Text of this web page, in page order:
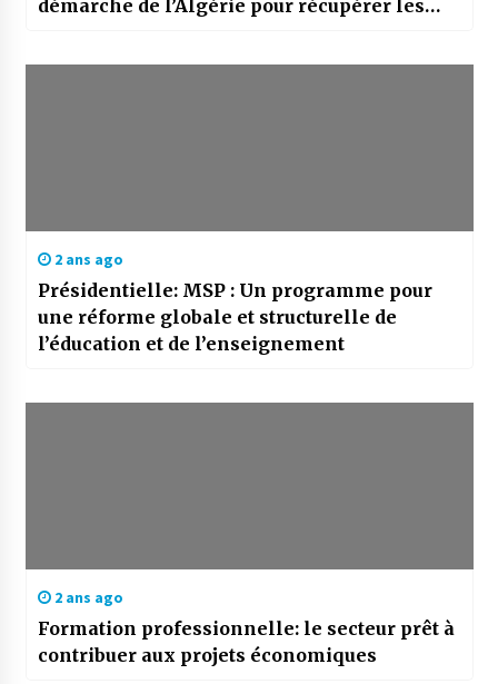
démarche de l’Algérie pour récupérer les
2 ans ago
Présidentielle: MSP : Un programme pour
une réforme globale et structurelle de
l’éducation et de l’enseignement
2 ans ago
Formation professionnelle: le secteur prêt à
contribuer aux projets économiques